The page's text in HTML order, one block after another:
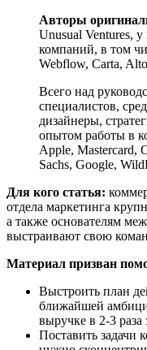
Авторы
Unusual Ventures,
компаний, в том
Webflow, Carta,
Всего над
специалистов,
дизайнеры,
опытом работы в
Apple, Mastercard,
Sachs, Google,
Для кого статья:
отдела маркетинга
а также основателям
выстраивают свою
Материал призван
Выстроить план
ближайшей
выручке в 2-3 раза
Поставить задачи